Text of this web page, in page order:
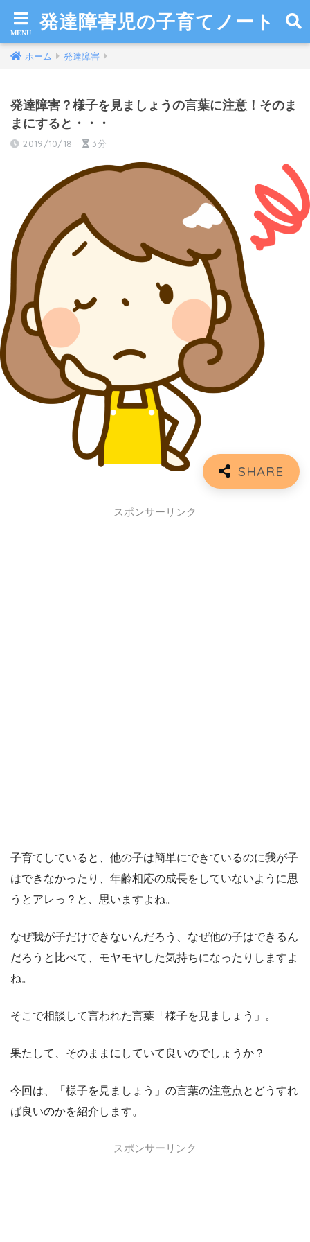
発達障害児の子育てノート
ホーム 発達障害
発達障害？様子を見ましょうの言葉に注意！そのま
まにすると・・・
2019/10/18 3分
スポンサーリンク
子育てしていると、他の子は簡単にできているのに我が子
はできなかったり、年齢相応の成長をしていないように思
うとアレっ？と、思いますよね。
なぜ我が子だけできないんだろう、なぜ他の子はできるん
だろうと比べて、モヤモヤした気持ちになったりしますよ
ね。
そこで相談して言われた言葉「様子を見ましょう」。
果たして、そのままにしていて良いのでしょうか？
今回は、「様子を見ましょう」の言葉の注意点とどうすれ
ば良いのかを紹介します。
スポンサーリンク